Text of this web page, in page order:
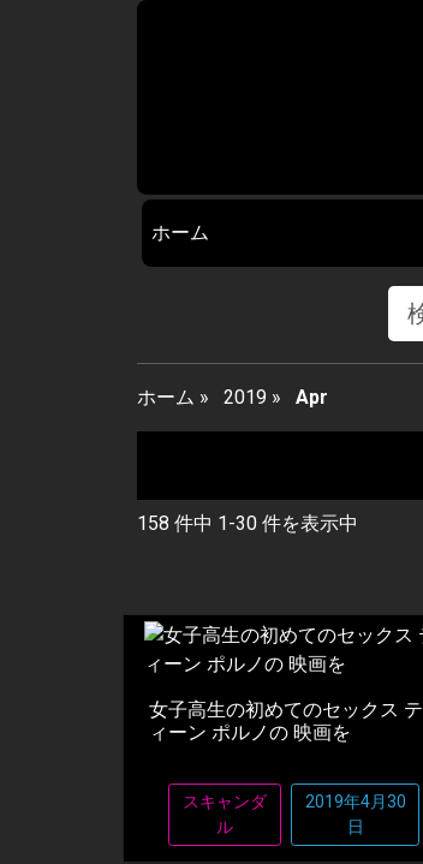
ホーム
ホーム » 2019 » Apr
158 件中 1-30 件を表示中
女子高生の初めてのセックス テ
ィーン ポルノの 映画を
スキャンダ
ル
2019年4月30
日